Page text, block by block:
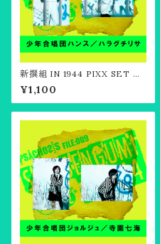
新撰組 IN 1944 PIXX SET O
F"ハンス"／ハラグチリサ
¥1,100